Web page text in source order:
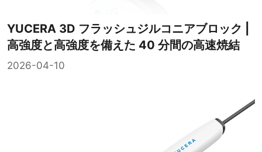
YUCERA 3D フラッシュジルコニアブロック |
高強度と高強度を備えた 40 分間の高速焼結
2026-04-10